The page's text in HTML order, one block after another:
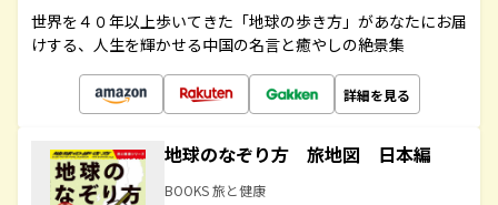
世界を４０年以上歩いてきた「地球の歩き方」があなたにお届
けする、人生を輝かせる中国の名言と癒やしの絶景集
詳細を見る
地球のなぞり方 旅地図 日本編
BOOKS 旅と健康